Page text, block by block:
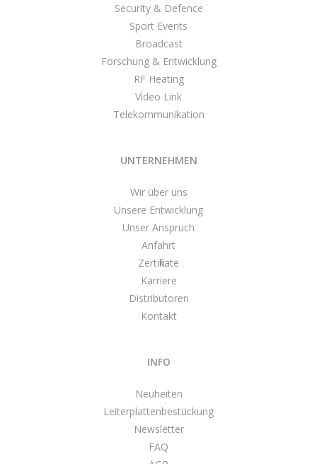
Security & Defence
Sport Events
Broadcast
Forschung & Entwicklung
RF Heating
Video Link
Telekommunikation
UNTERNEHMEN
Wir über uns
Unsere Entwicklung
Unser Anspruch
Anfahrt
Zertifikate
Karriere
Distributoren
Kontakt
INFO
Neuheiten
Leiterplattenbestückung
Newsletter
FAQ